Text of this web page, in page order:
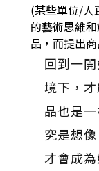
(某些單位/人
的藝術思維
品，而提出
回到一
境下，
品也是
究是想
才會成